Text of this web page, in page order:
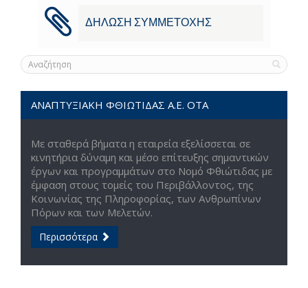
ΔΗΛΩΣΗ ΣΥΜΜΕΤΟΧΗΣ
ΑΝΑΠΤΥΞΙΑΚΗ ΦΘΙΩΤΙΔΑΣ Α.Ε. ΟΤΑ
Με σταθερά βήματα η εταιρεία εξελίσσεται σε
κινητήρια δύναμη και μέσο επίτευξης σημαντικών
έργων και προγραμμάτων στο Νομό Φθιώτιδας με
έμφαση στους τομείς του Περιβάλλοντος, της
Κοινωνίας της Πληροφορίας, των Ανθρωπίνων
Πόρων και των Μελετών.
Περισσότερα